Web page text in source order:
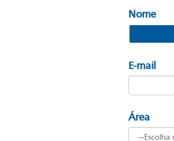
Nome
E-mail
Área